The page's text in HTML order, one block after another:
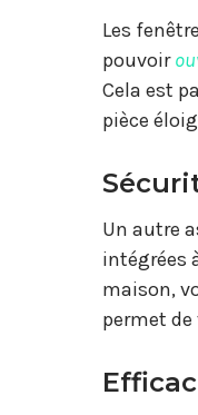
Les
pouvoir
Cela est
pièce
Un autre
intégrées
maison,
permet